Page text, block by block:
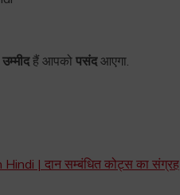
उम्मीदहैं आपको पसंदआएगा.
| दान सम्बंधित कोट्स का संग्रह